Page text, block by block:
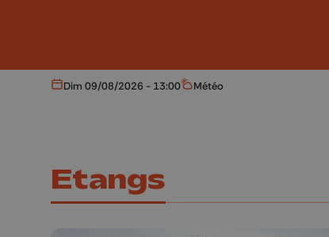
Aujourd'hui
Dim 09/08/2026 - 13:00 Météo
Météo
Etangs